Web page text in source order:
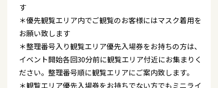
す
＊優先観覧エリア内でご観覧のお客様にはマスク着用を
お願い致します
＊整理番号入り観覧エリア優先入場券をお持ちの方は、
イベント開始各回30分前に観覧エリア付近にお集まりく
ださい。整理番号順に観覧エリアにご案内致します。
＊観覧エリア優先入場券をお持ちでない方でもミニライ